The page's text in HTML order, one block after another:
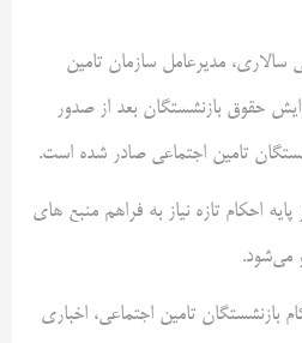
مدیرعامل سازمان تامین
حقوق بازنشستگان بعد از صدور
تامین اجتماعی صادر شده است.
احکام تازه نیاز به فراهم منبع های
می‌شود.
تامین اجتماعی، اخباری